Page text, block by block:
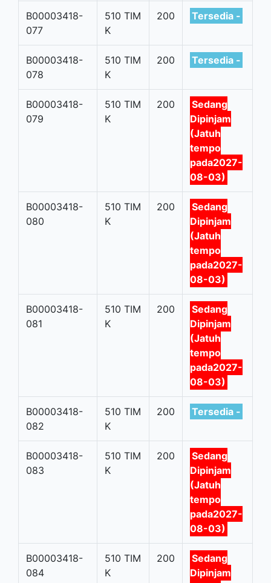
B00003418-
077
510 TIM
K
200 Tersedia -
B00003418-
078
510 TIM
K
200 Tersedia -
B00003418-
079
510 TIM
K
200
Sedang
Dipinjam
(Jatuh
tempo
pada2027-
08-03)
B00003418-
080
510 TIM
K
200
Sedang
Dipinjam
(Jatuh
tempo
pada2027-
08-03)
B00003418-
081
510 TIM
K
200
Sedang
Dipinjam
(Jatuh
tempo
pada2027-
08-03)
B00003418-
082
510 TIM
K
200 Tersedia -
B00003418-
083
510 TIM
K
200
Sedang
Dipinjam
(Jatuh
tempo
pada2027-
08-03)
B00003418-
084
510 TIM
K
200
Sedang
Dipinjam